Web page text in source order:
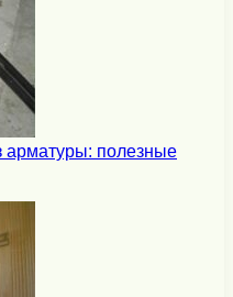
арматуры: полезные